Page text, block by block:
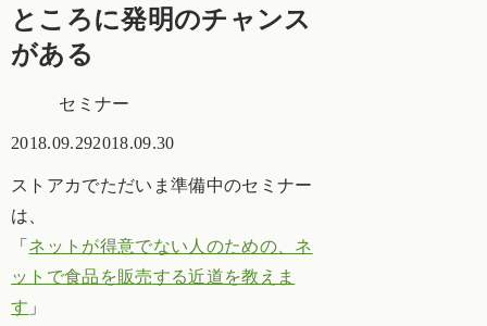
ところに発明のチャンス
がある
セミナー
2018.09.292018.09.30
ストアカでただいま準備中のセミナー
は、
「 ネットが得意でない人のための、ネ
ットで食品を販売する近道を教えま
す 」